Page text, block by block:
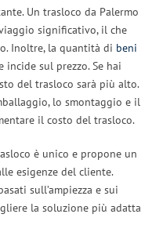
Un trasloco da Palermo
significativo, il che
Inoltre, la quantità di beni
sul prezzo. Se hai
del trasloco sarà più alto.
lo smontaggio e il
il costo del trasloco.
è unico e propone un
esigenze del cliente.
sull’ampiezza e sui
la soluzione più adatta